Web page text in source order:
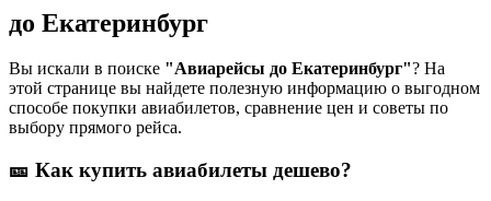
до Екатеринбург
Вы искали в поиске "Авиарейсы до Екатеринбург"? На
этой странице вы найдете полезную информацию о выгодном
способе покупки авиабилетов, сравнение цен и советы по
выбору прямого рейса.
🎫 Как купить авиабилеты дешево?